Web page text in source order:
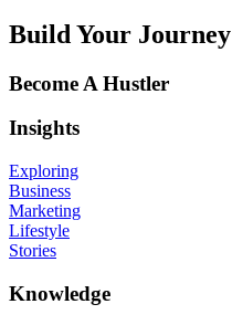
Build Your Journey
Become A Hustler
Insights
Exploring
Business
Marketing
Lifestyle
Stories
Knowledge